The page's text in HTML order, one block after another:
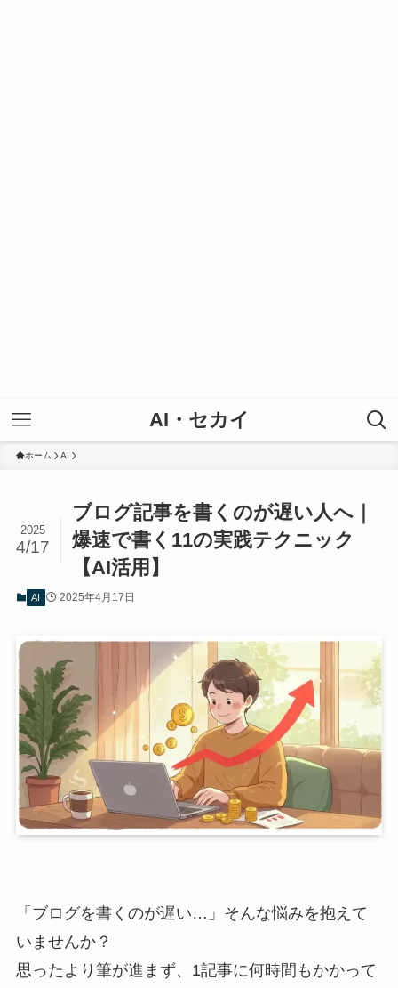
AI・セカイ
ホーム AI
ブログ記事を書くのが遅い人へ｜
爆速で書く11の実践テクニック
【AI活用】
2025
4/17
AI 2025年4月17日
「ブログを書くのが遅い…」そんな悩みを抱えて
いませんか？
思ったより筆が進まず、1記事に何時間もかかって